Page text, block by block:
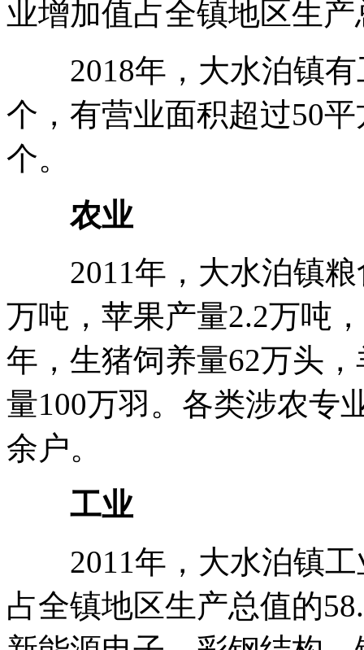
业增加值占全镇地区生产
2018年，大水泊镇有
个，有营业面积超过50
个。
农业
2011年，大水泊镇粮
万吨，苹果产量2.2万吨
年，生猪饲养量62万头
量100万羽。各类涉农专
余户。
工业
2011年，大水泊镇工
占全镇地区生产总值的